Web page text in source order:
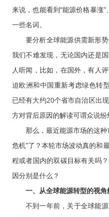
来说，也能看到“能源价格暴涨”
一些名词。
要分析全球能源供需新形
我们不难发现，无论国内还是
人听闻，比如，在国外，有人
迫欧洲和中国重新考虑绿色转
已经有大约20个省市自治区出
方对背后原因的解读可谓众说纷
那么，最近能源市场的这
危机”了？本轮市场波动真的和
程或者国内的双碳目标有关吗
因分别是什么？
一、从全球能源转型的视
不到一年前，关于全球能